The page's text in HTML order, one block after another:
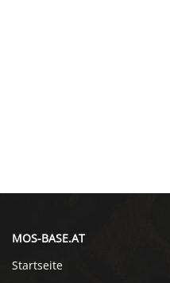
MOS-BASE.AT
Startseite